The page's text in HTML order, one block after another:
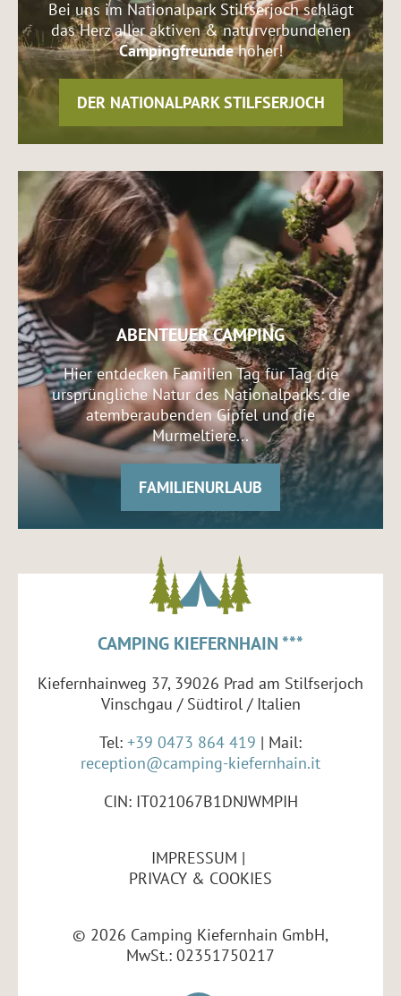
Bei uns im Nationalpark Stilfserjoch schlägt
das Herz aller aktiven & naturverbundenen
Campingfreundehöher!
DER NATIONALPARK STILFSERJOCH
ABENTEUER CAMPING
Hier entdecken Familien Tag für Tag die
ursprüngliche Natur des Nationalparks: die
atemberaubenden Gipfel und die
Murmeltiere...
FAMILIENURLAUB
CAMPING KIEFERNHAIN ***
Kiefernhainweg 37, 39026 Prad am Stilfserjoch
Vinschgau / Südtirol / Italien
Tel: +39 0473 864 419 | Mail:
reception@camping-kiefernhain.it
CIN: IT021067B1DNJWMPIH
IMPRESSUM
PRIVACY & COOKIES
© 2026 Camping Kiefernhain GmbH,
MwSt.: 02351750217